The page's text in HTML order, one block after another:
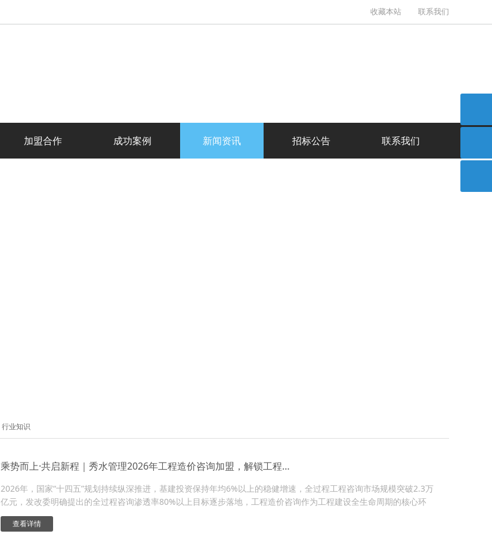
收藏本站 联系我们
加盟合作 成功案例 新闻资讯 招标公告 联系我们
行业知识
乘势而上·共启新程｜秀水管理2026年工程造价咨询加盟，解锁工程创业新蓝海
2026年，国家“十四五”规划持续纵深推进，基建投资保持年均6%以上的稳健增速，全过程工程咨询市场规模突破2.3万
亿元，发改委明确提出的全过程咨询渗透率80%以上目标逐步落地，工程造价咨询作为工程建设全生命周期的核心环
节，迎来了政策红利与市场需求双向爆发的黄金发展期。...
查看详情